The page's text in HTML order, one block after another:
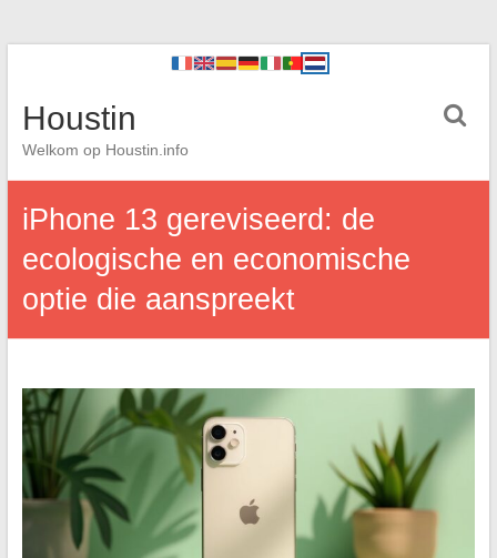
Houstin
Welkom op Houstin.info
iPhone 13 gereviseerd: de
ecologische en economische
optie die aanspreekt